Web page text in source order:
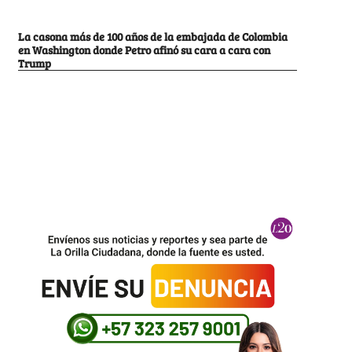
La casona más de 100 años de la embajada de Colombia
en Washington donde Petro afinó su cara a cara con
Trump